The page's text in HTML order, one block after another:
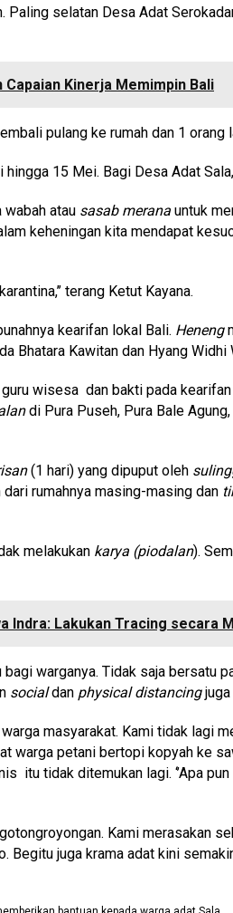
selatan Desa Adat
Kinerja Memimpin Bali
pulang ke rumah dan 1 orang
15 Mei. Bagi Desa Adat
atau sasab merana untuk
keheningan kita mendapat
terang Ketut Kayana.
kearifan lokal Bali. Heneng
Bhatara Kawitan dan Hyang Widhi
wisesa dan bakti pada
di Pura Puseh, Pura Bale
(1 hari) yang dipuput oleh
rumahnya masing-masing dan
melakukan karya (piodalan).
Indra: Lakukan Tracing secara
warganya. Tidak saja bersatu
socialdan physical distancingjuga
masyarakat. Kami tidak lagi
warga petani bertopi kopyah ke
itu tidak ditemukan lagi. ‘’Apa
Kami merasakan
juga krama adat kini